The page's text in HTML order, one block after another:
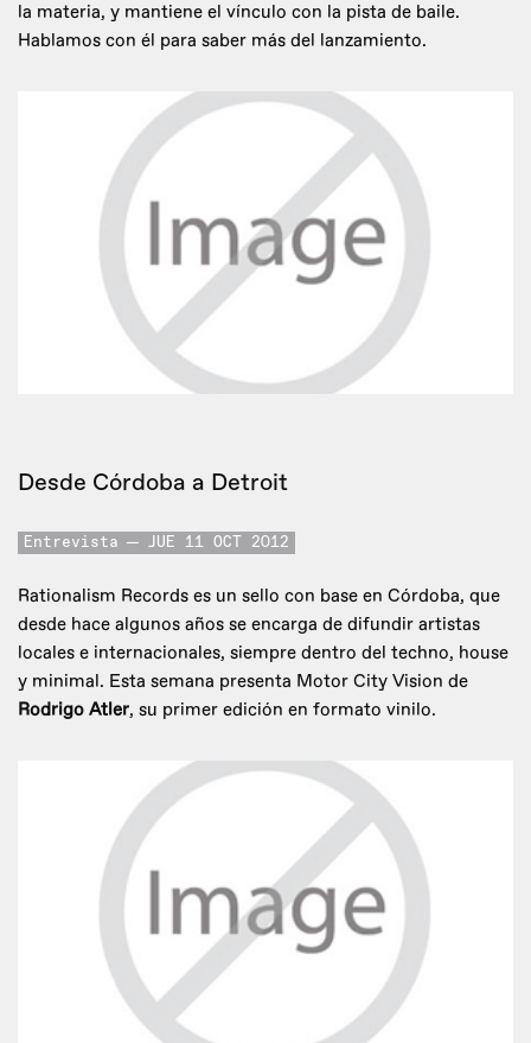
la materia, y mantiene el vínculo con la pista de baile.
Hablamos con él para saber más del lanzamiento.
Desde Córdoba a Detroit
Entrevista JUE 11 OCT 2012
Rationalism Records es un sello con base en Córdoba, que
desde hace algunos años se encarga de difundir artistas
locales e internacionales, siempre dentro del techno, house
y minimal. Esta semana presenta Motor City Vision de
Rodrigo Atler, su primer edición en formato vinilo.